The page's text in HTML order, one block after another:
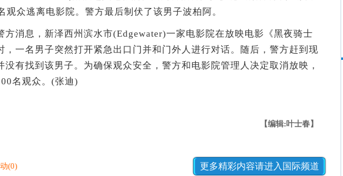
观众逃离电影院。警方最后制伏了该男子波柏阿。
息，新泽西州滨水市(Edgewater)一家电影院在放映电影《黑夜骑士
，一名男子突然打开紧急出口门并和门外人进行对话。随后，警方赶到现
没有找到该男子。为确保观众安全，警方和电影院管理人决定取消放映，
名观众。(张迪)
【编辑:叶士春】
(0) 更多精彩内容请进入国际频道